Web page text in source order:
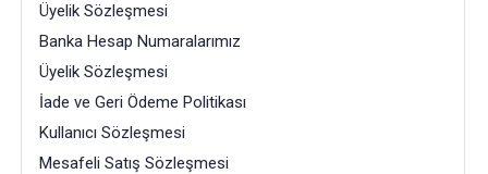
Üyelik Sözleşmesi
Banka Hesap Numaralarımız
Üyelik Sözleşmesi
İade ve Geri Ödeme Politikası
Kullanıcı Sözleşmesi
Mesafeli Satış Sözleşmesi